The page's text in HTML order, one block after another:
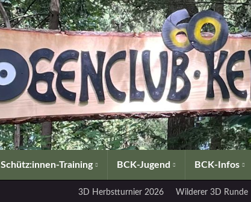
Schütz:innen-Training BCK-Jugend BCK-Infos
3D Herbstturnier 2026 Wilderer 3D Runde